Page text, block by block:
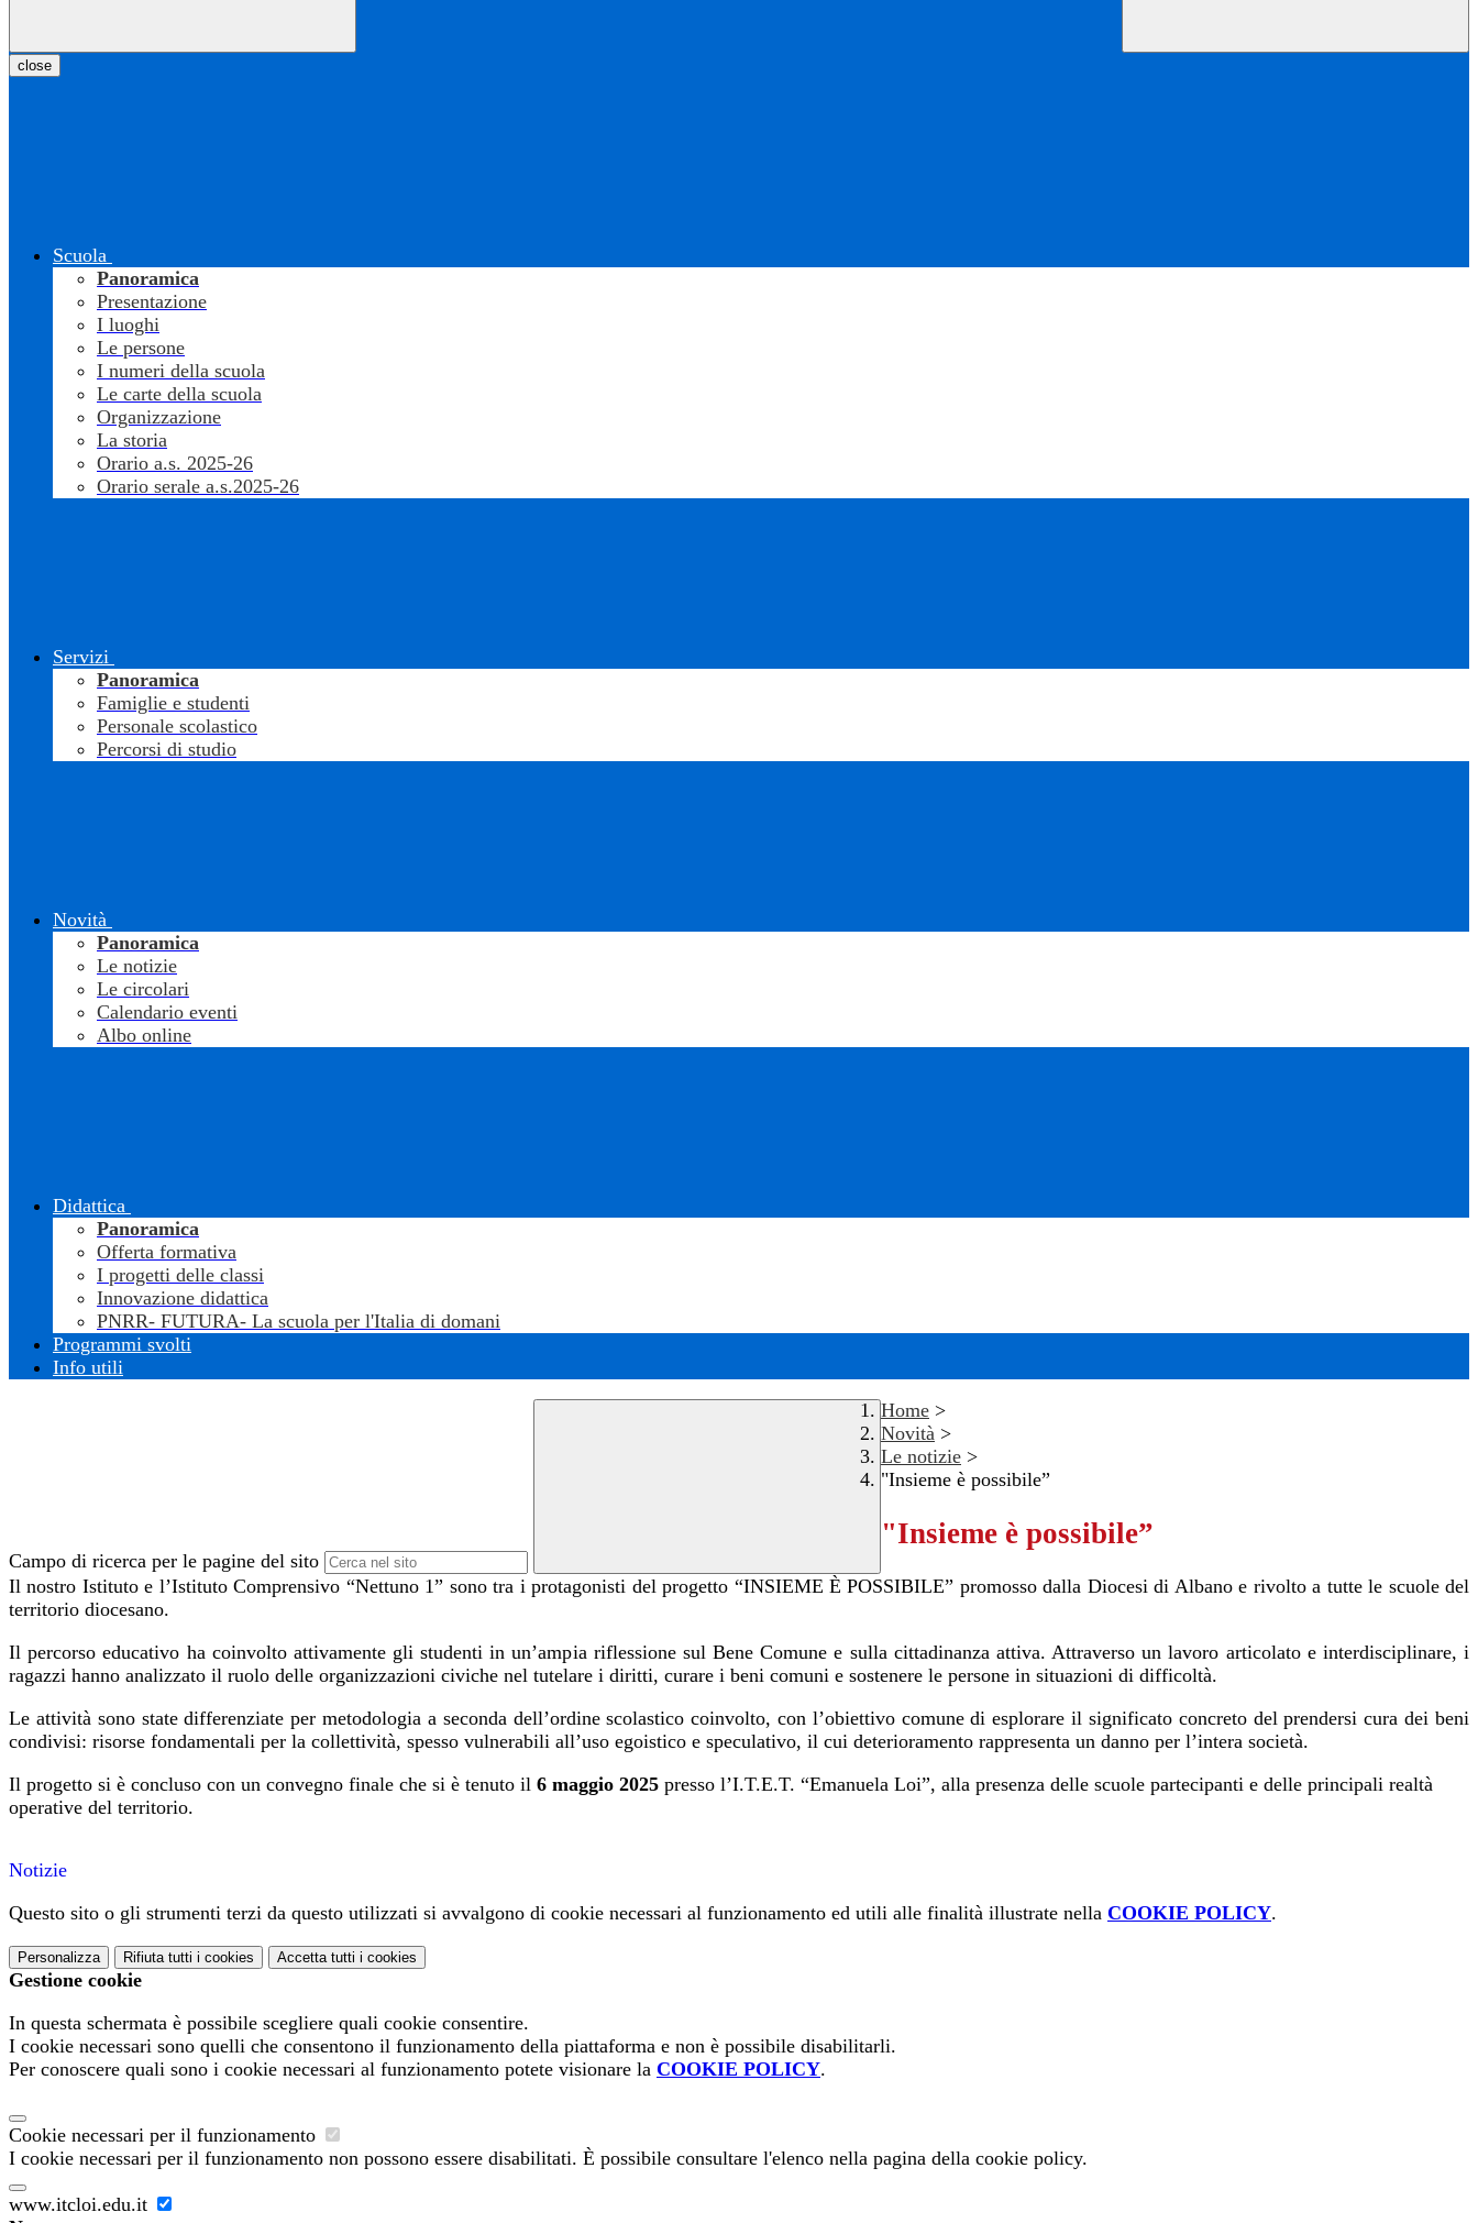
close
Scuola
Panoramica
Presentazione
I luoghi
Le persone
I numeri della scuola
Le carte della scuola
Organizzazione
La storia
Orario a.s. 2025-26
Orario serale a.s.2025-26
Servizi
Panoramica
Famiglie e studenti
Personale scolastico
Percorsi di studio
Novità
Panoramica
Le notizie
Le circolari
Calendario eventi
Albo online
Didattica
Panoramica
Offerta formativa
I progetti delle classi
Innovazione didattica
PNRR- FUTURA- La scuola per l'Italia di domani
Programmi svolti
Info utili
Campo di ricerca per le pagine del sito
Home >
Novità >
Le notizie >
"Insieme è possibile”
"Insieme è possibile”
Il nostro Istituto e l’Istituto Comprensivo “Nettuno 1” sono tra i protagonisti del progetto “INSIEME È POSSIBILE” promosso dalla Diocesi di Albano e rivolto a tutte le scuole del
territorio diocesano.
Il percorso educativo ha coinvolto attivamente gli studenti in un’ampia riflessione sul Bene Comune e sulla cittadinanza attiva. Attraverso un lavoro articolato e interdisciplinare, i
ragazzi hanno analizzato il ruolo delle organizzazioni civiche nel tutelare i diritti, curare i beni comuni e sostenere le persone in situazioni di difficoltà.
Le attività sono state differenziate per metodologia a seconda dell’ordine scolastico coinvolto, con l’obiettivo comune di esplorare il significato concreto del prendersi cura dei beni
condivisi: risorse fondamentali per la collettività, spesso vulnerabili all’uso egoistico e speculativo, il cui deterioramento rappresenta un danno per l’intera società.
Il progetto si è concluso con un convegno finale che si è tenuto il 6 maggio 2025 presso l’I.T.E.T. “Emanuela Loi”, alla presenza delle scuole partecipanti e delle principali realtà
operative del territorio.
Notizie
Questo sito o gli strumenti terzi da questo utilizzati si avvalgono di cookie necessari al funzionamento ed utili alle finalità illustrate nella COOKIE POLICY.
Personalizza Rifiuta tutti i cookies Accetta tutti i cookies
Gestione cookie
In questa schermata è possibile scegliere quali cookie consentire.
I cookie necessari sono quelli che consentono il funzionamento della piattaforma e non è possibile disabilitarli.
Per conoscere quali sono i cookie necessari al funzionamento potete visionare la COOKIE POLICY.
Cookie necessari per il funzionamento
I cookie necessari per il funzionamento non possono essere disabilitati. È possibile consultare l'elenco nella pagina della cookie policy.
www.itcloi.edu.it